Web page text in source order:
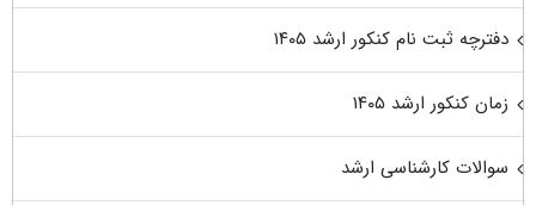
دفترچه ثبت نام کنکور ارشد ۱۴۰۵
زمان کنکور ارشد ۱۴۰۵
سوالات کارشناسی ارشد